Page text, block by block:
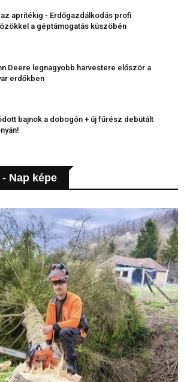
az aprítékig - Erdőgazdálkodás profi
a géptámogatás küszöbén
Deere legnagyobb harvestere először a
erdőkben
bajnok a dobogón + új fűrész debütált
Nap képe